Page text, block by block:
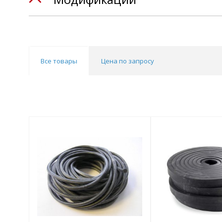
Все товары Цена по запросу